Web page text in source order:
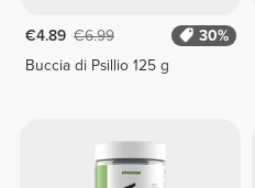
€4.89 €6.99
30%
Buccia di Psillio 125 g